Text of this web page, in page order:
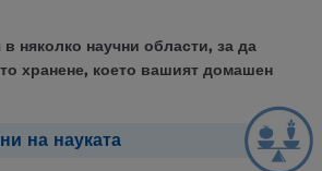
няколко научни области, за да
хранене, което вашият домашен
на науката